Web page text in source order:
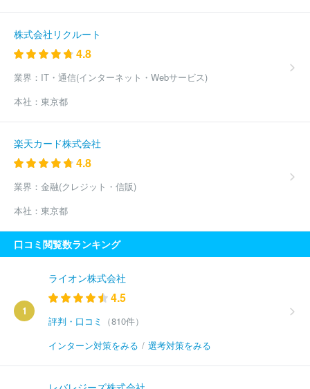
株式会社リクルート
4.8
業界： IT・通信(インターネット・Webサービス)
本社： 東京都
楽天カード株式会社
4.8
業界： 金融(クレジット・信販)
本社： 東京都
口コミ閲覧数ランキング
1
ライオン株式会社
4.5
評判・口コミ
（810件）
インターン対策をみる / 選考対策をみる